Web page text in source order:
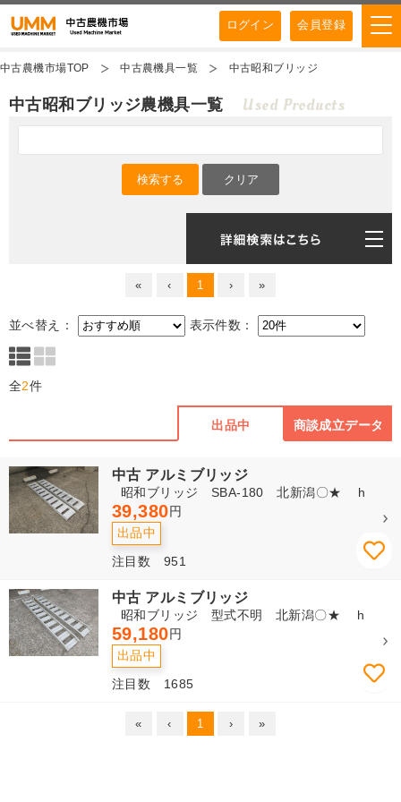
ログイン 会員登録
中古農機市場TOP 中古農機具一覧 中古昭和ブリッジ
中古昭和ブリッジ農機具一覧 Used Products
« ‹ 1 › »
並べ替え： 表示件数：
全2件
出品中 商談成立データ
中古 アルミブリッジ
昭和ブリッジ SBA-180 北新潟〇★ h
39,380円
出品中
注目数 951
中古 アルミブリッジ
昭和ブリッジ 型式不明 北新潟〇★ h
59,180円
出品中
注目数 1685
« ‹ 1 › »